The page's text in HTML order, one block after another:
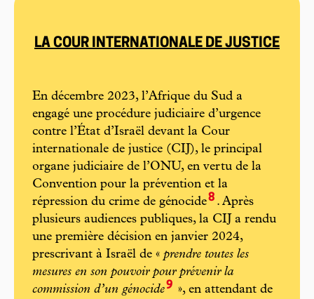
LA COUR INTERNATIONALE DE JUSTICE
En décembre 2023, l’Afrique du Sud a
engagé une procédure judiciaire d’urgence
contre l’État d’Israël devant la Cour
internationale de justice (CIJ), le principal
organe judiciaire de l’ONU, en vertu de la
Convention pour la prévention et la
répression du crime de génocide8 . Après
plusieurs audiences publiques, la CIJ a rendu
une première décision en janvier 2024,
prescrivant à Israël de « prendre toutes les
mesures en son pouvoir pour prévenir la
commission d’un génocide9 », en attendant de